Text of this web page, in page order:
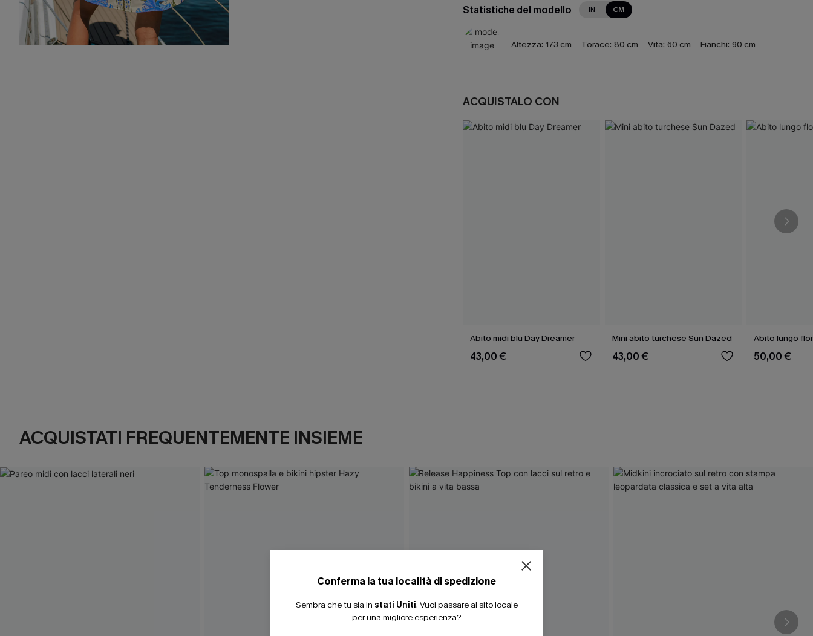
Statistiche del modello IN CM
Altezza: 173 cm Torace: 80 cm Vita: 60 cm Fianchi: 90 cm
ACQUISTALO CON
Abito midi blu Day Dreamer
43,00 €
Mini abito turchese Sun Dazed
43,00 €
Abito lungo
50,00 €
ACQUISTATI FREQUENTEMENTE INSIEME
Conferma la tua località di spedizione
Sembra che tu sia in stati Uniti. Vuoi passare al sito locale
per una migliore esperienza?
20% DI SCONTO SU 2 O PIÙ ARTICOLI